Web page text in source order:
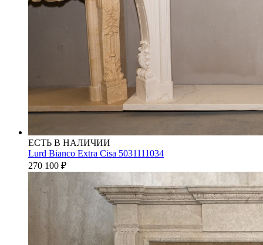
ЕСТЬ В НАЛИЧИИ
Lurd Bianco Extra Cisa 5031111034
270 100 ₽